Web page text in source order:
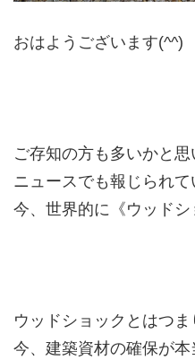
おはようございます(^^)
ご存知の方も多いかと思
ニュースでも報じられて
今、世界的に《ウッドシ
ウッドショックとはつま
今、建築資材の確保が本